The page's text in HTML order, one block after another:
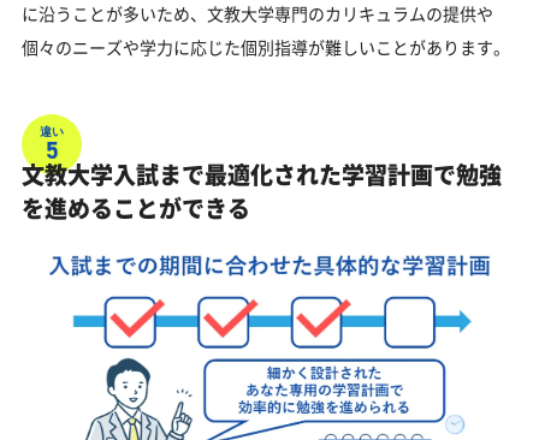
に沿うことが多いため、文教大学専門のカリキュラムの提供や
個々のニーズや学力に応じた個別指導が難しいことがあります。
違い
5
文教大学入試まで最適化された学習計画で勉強
を進めることができる